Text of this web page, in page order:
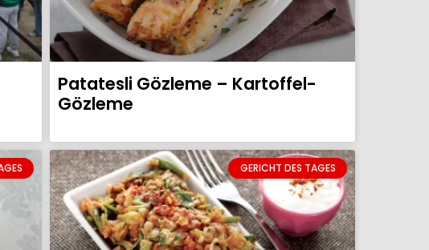
Patatesli Gözleme – Kartoffel-
Gözleme
GERICHT DES TAGES